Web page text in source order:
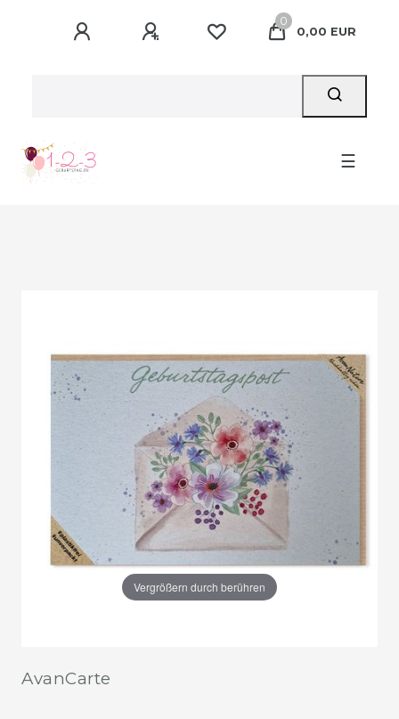
0
0,00 EUR
☰
Vergrößern durch berühren
AvanCarte